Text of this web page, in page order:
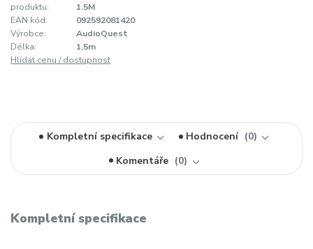
produktu:
1.5M
EAN kód:
092592081420
Výrobce:
AudioQuest
Délka:
1,5m
Hlídat cenu / dostupnost
Kompletní specifikace Hodnocení
0
Komentáře
0
Kompletní specifikace